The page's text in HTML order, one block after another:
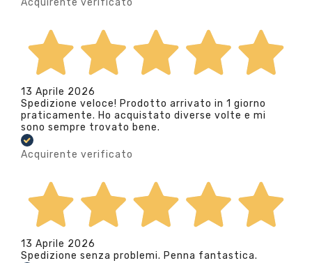
13 Aprile 2026
Spedizione veloce! Prodotto arrivato in 1 giorno
praticamente. Ho acquistato diverse volte e mi
sono sempre trovato bene.
Acquirente verificato
13 Aprile 2026
Spedizione senza problemi. Penna fantastica.